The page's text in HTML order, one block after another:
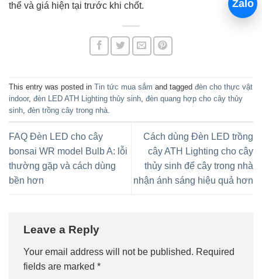
thể và giá hiện tại trước khi chốt.
This entry was posted in Tin tức mua sắm and tagged đèn cho thực vật
indoor, đèn LED ATH Lighting thủy sinh, đèn quang hợp cho cây thủy
sinh, đèn trồng cây trong nhà.
FAQ Đèn LED cho cây
bonsai WR model Bulb A: lỗi
thường gặp và cách dùng
bền hơn
Cách dùng Đèn LED trồng
cây ATH Lighting cho cây
thủy sinh để cây trong nhà
nhận ánh sáng hiệu quả hơn
Leave a Reply
Your email address will not be published. Required
fields are marked *
Zalo